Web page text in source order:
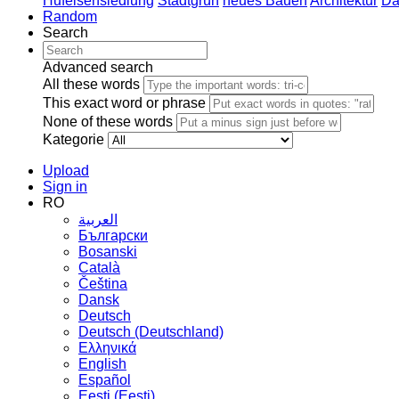
Random
Search
Advanced search
All these words
This exact word or phrase
None of these words
Kategorie
Upload
Sign in
RO
العربية
Български
Bosanski
Сatalà
Čeština
Dansk
Deutsch
Deutsch (Deutschland)
Ελληνικά
English
Español
Eesti (Eesti)